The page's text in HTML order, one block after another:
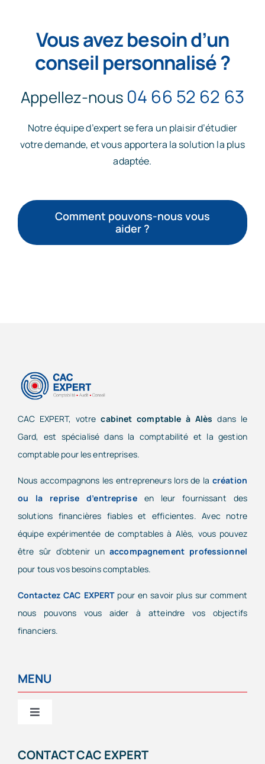
Vous avez besoin d’un
conseil personnalisé ?
Appellez-nous 04 66 52 62 63
Notre équipe d’expert se fera un plaisir d’étudier
votre demande, et vous apportera la solution la plus
adaptée.
Comment pouvons-nous vous
aider ?
CAC EXPERT, votrecabinet comptable à Alès dans le
Gard, est spécialisé dans la comptabilité et la gestion
comptable pour les entreprises.
Nous accompagnons les entrepreneurs lors de la création
ou la reprise d’entrepriseen leur fournissant des
solutions financières fiables et efficientes. Avec notre
équipe expérimentée de comptables à Alès, vous pouvez
être sûr d’obtenir unaccompagnement professionnel
pour tous vos besoins comptables.
Contactez CAC EXPERTpour en savoir plus sur comment
nous pouvons vous aider à atteindre vos objectifs
financiers.
MENU
Toggle
CONTACT CAC EXPERT